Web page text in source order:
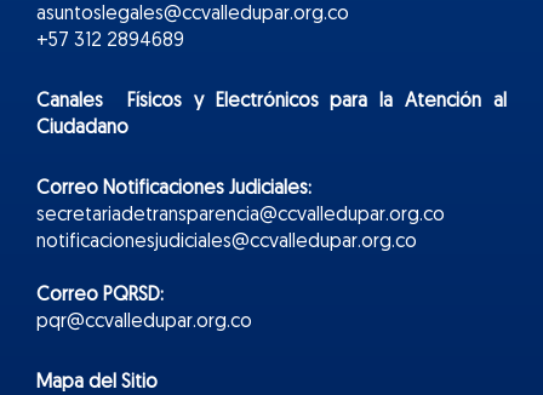
asuntoslegales@ccvalledupar.org.co
+57 312 2894689
Canales Físicos yElectrónicospara la Atención al
Ciudadano
Correo Notificaciones Judiciales:
secretariadetransparencia@ccvalledupar.org.co
notificacionesjudiciales@ccvalledupar.org.co
Correo PQRSD:
pqr@ccvalledupar.org.co
Mapa del Sitio